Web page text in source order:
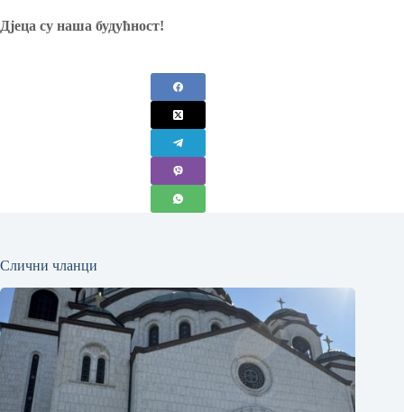
Дјеца су наша будућност!
Слични чланци